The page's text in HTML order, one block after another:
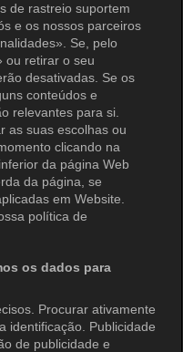
de rastreio suportem
e os nossos parceiros
Se, pelo
ou retirar o seu
desativadas. Se os
conteúdos e
relevantes para si.
as suas escolhas ou
clicando na
da página Web
da página, se
em Website.
política de
os dados para
Procurar ativamente
identificação. Publicidade
de publicidade e